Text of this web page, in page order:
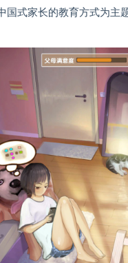
国式家长的教育方式为主